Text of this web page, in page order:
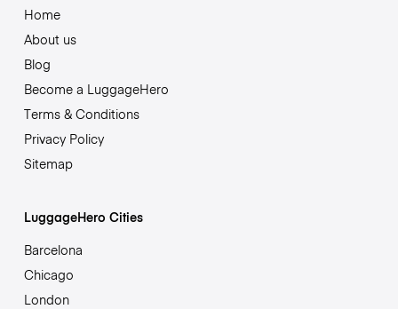
Home
About us
Blog
Become a LuggageHero
Terms & Conditions
Privacy Policy
Sitemap
LuggageHero Cities
Barcelona
Chicago
London